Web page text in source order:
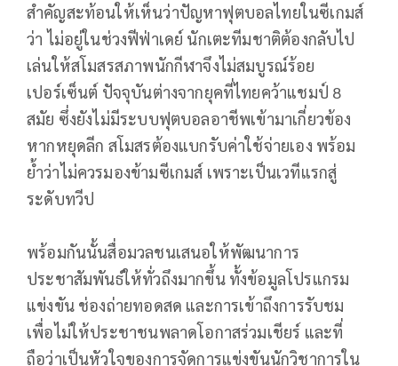
สำคัญสะท้อนให้เห็นว่าปัญหาฟุตบอลไทยในซีเกมส์
ว่า ไม่อยู่ในช่วงฟีฟ่าเดย์ นักเตะทีมชาติต้องกลับไป
เล่นให้สโมสรสภาพนักกีฬาจึงไม่สมบูรณ์ร้อย
เปอร์เซ็นต์ ปัจจุบันต่างจากยุคที่ไทยคว้าแชมป์ 8
สมัย ซึ่งยังไม่มีระบบฟุตบอลอาชีพเข้ามาเกี่ยวข้อง
หากหยุดลีก สโมสรต้องแบกรับค่าใช้จ่ายเอง พร้อม
ย้ำว่าไม่ควรมองข้ามซีเกมส์ เพราะเป็นเวทีแรกสู่
ระดับทวีป
พร้อมกันนั้นสื่อมวลชนเสนอให้พัฒนาการ
ประชาสัมพันธ์ให้ทั่วถึงมากขึ้น ทั้งข้อมูลโปรแกรม
แข่งขัน ช่องถ่ายทอดสด และการเข้าถึงการรับชม
เพื่อไม่ให้ประชาชนพลาดโอกาสร่วมเชียร์ และที่
ถือว่าเป็นหัวใจของการจัดการแข่งขันนักวิชาการใน